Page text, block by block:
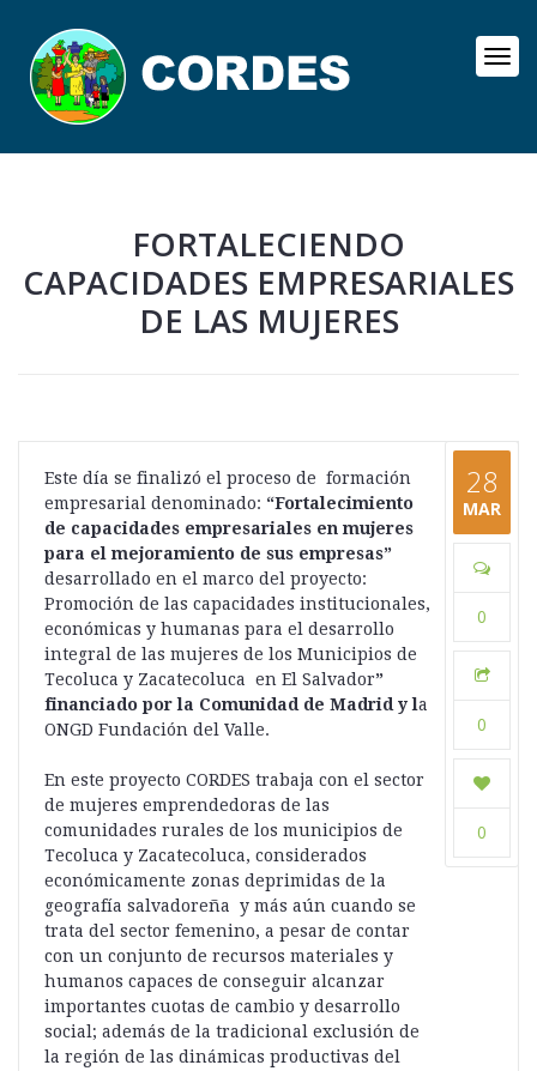
FORTALECIENDO
CAPACIDADES EMPRESARIALES
DE LAS MUJERES
28
MAR
0
0
0
Este día se finalizó el proceso de formación
empresarial denominado: “Fortalecimiento
de capacidades empresariales en mujeres
para el mejoramiento de sus empresas”
desarrollado en el marco del proyecto:
Promoción de las capacidades institucionales,
económicas y humanas para el desarrollo
integral de las mujeres de los Municipios de
Tecoluca y Zacatecoluca en El Salvador”
financiado por la Comunidad de Madrid y l a
ONGD Fundación del Valle.
En este proyecto CORDES trabaja con el sector
de mujeres emprendedoras de las
comunidades rurales de los municipios de
Tecoluca y Zacatecoluca, considerados
económicamente zonas deprimidas de la
geografía salvadoreña y más aún cuando se
trata del sector femenino, a pesar de contar
con un conjunto de recursos materiales y
humanos capaces de conseguir alcanzar
importantes cuotas de cambio y desarrollo
social; además de la tradicional exclusión de
la región de las dinámicas productivas del